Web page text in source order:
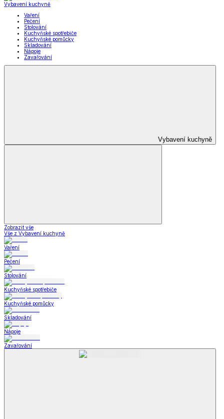
Vybavení kuchyně
Vaření
Pečení
Stolování
Kuchyňské spotřebiče
Kuchyňské pomůcky
Skladování
Nápoje
Zavařování
Vybavení kuchyně
Zobrazit vše
Vše z Vybavení kuchyně
Vaření
Pečení
Stolování
Kuchyňské spotřebiče
Kuchyňské pomůcky
Skladování
Nápoje
Zavařování